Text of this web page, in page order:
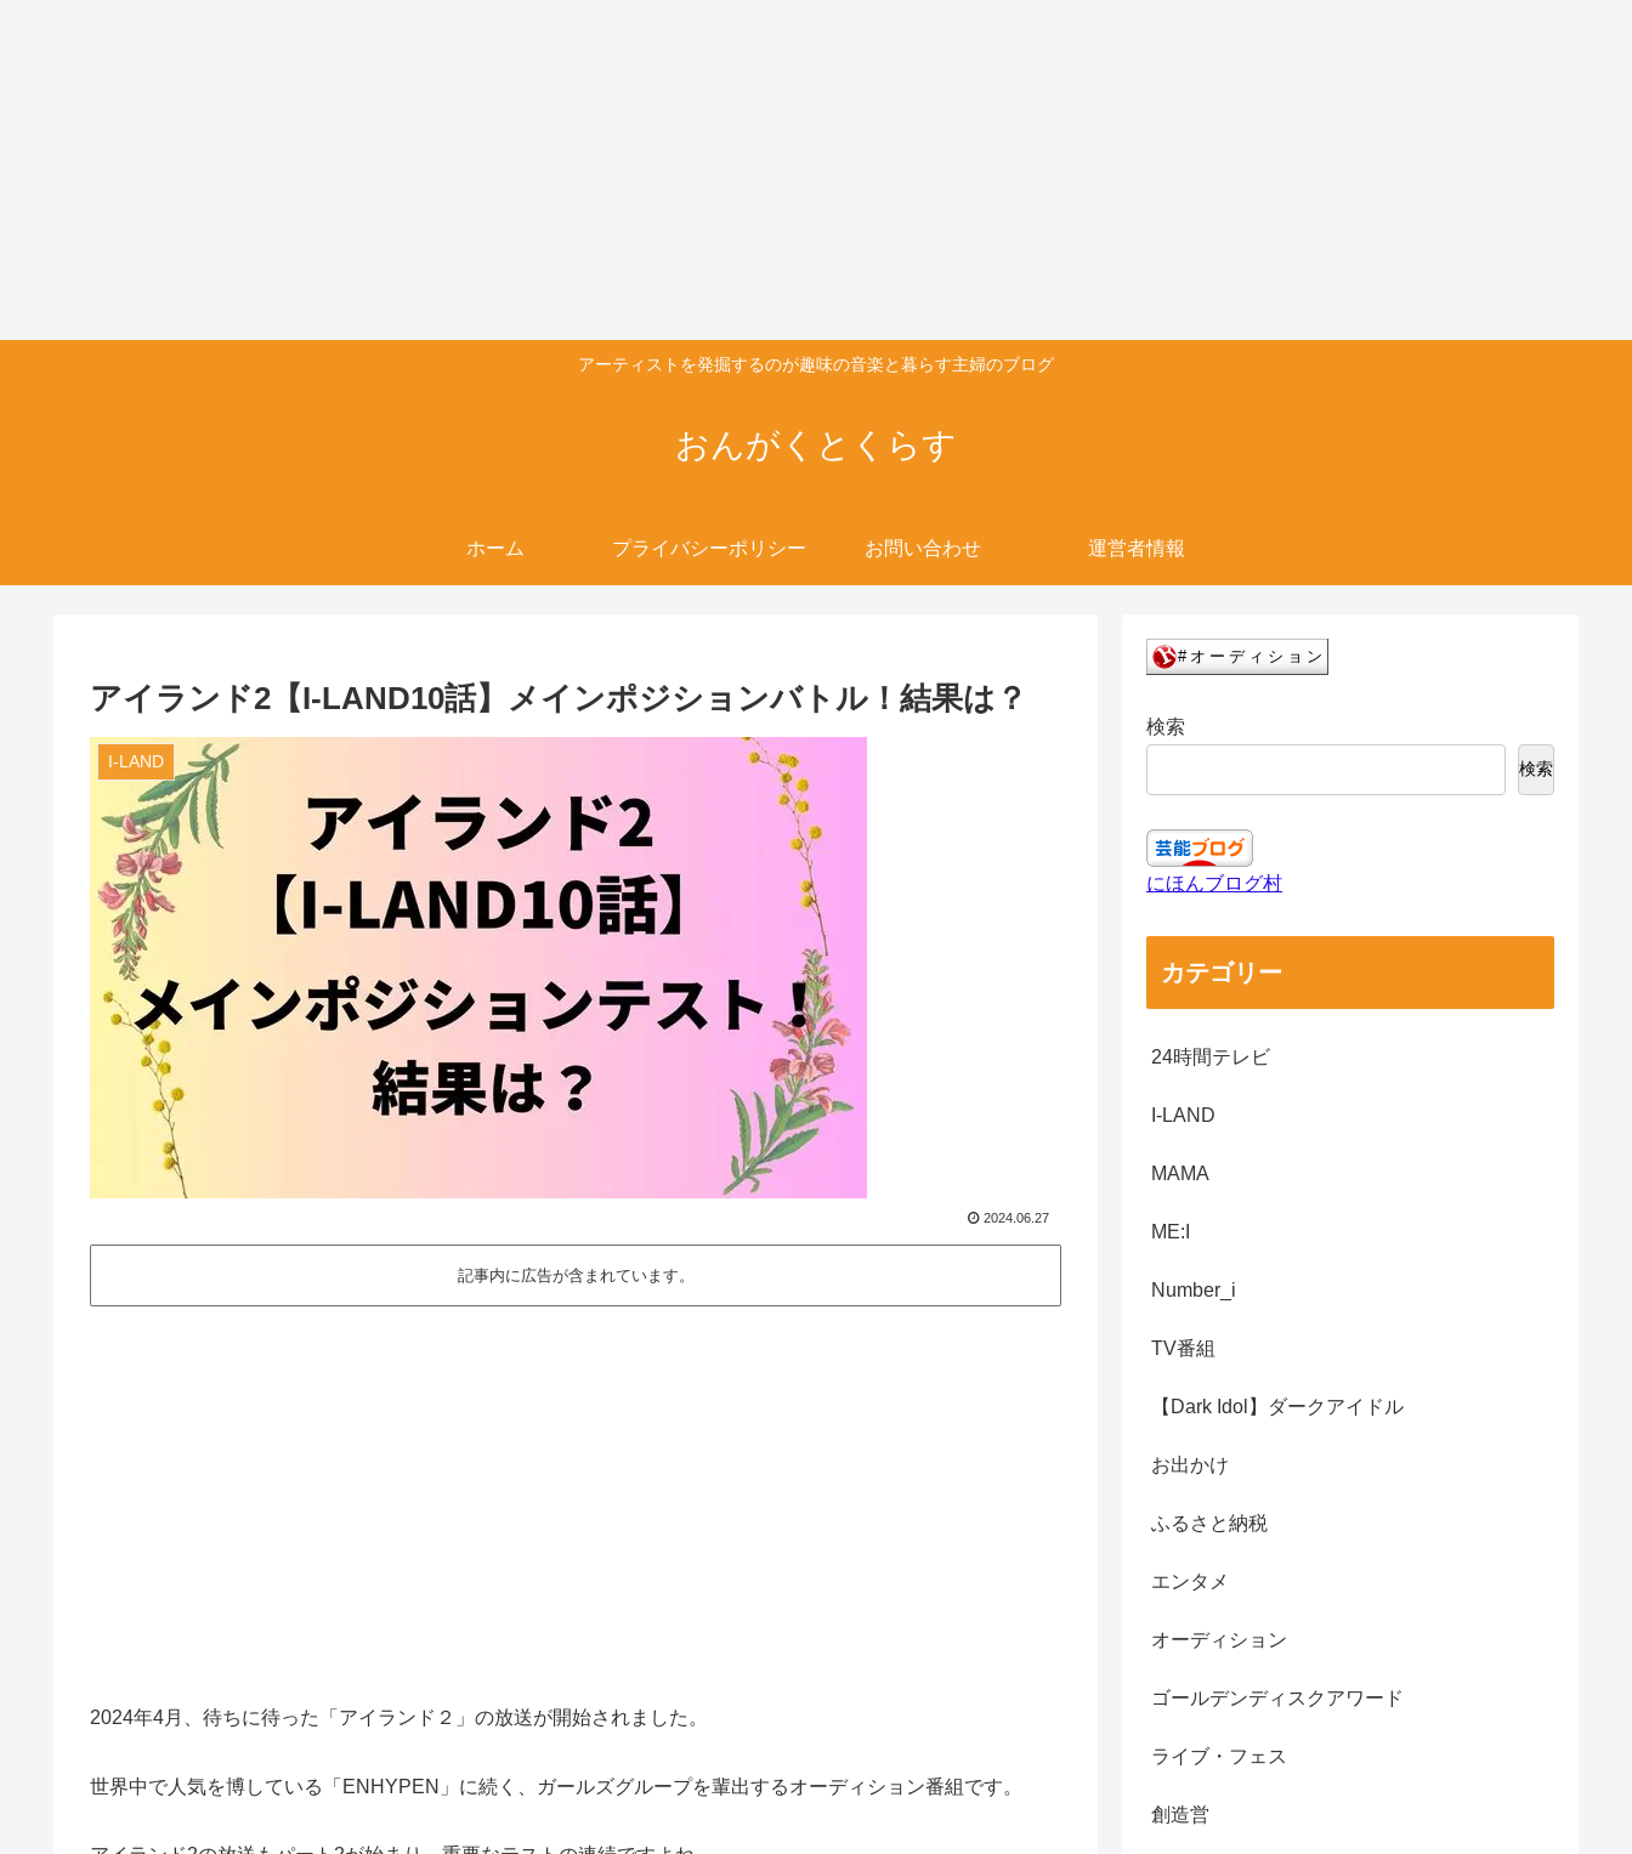
アーティストを発掘するのが趣味の音楽と暮らす主婦のブログ
おんがくとくらす
ホーム プライバシーポリシー お問い合わせ 運営者情報
アイランド2【I-LAND10話】メインポジションバトル！結果は？
I-LAND
2024.06.27
記事内に広告が含まれています。
2024年4月、待ちに待った「アイランド２」の放送が開始されました。
世界中で人気を博している「ENHYPEN」に続く、ガールズグループを輩出するオーディション番組です。
検索
検索
にほんブログ村
カテゴリー
24時間テレビ
I-LAND
MAMA
ME:I
Number_i
TV番組
【Dark Idol】ダークアイドル
お出かけ
ふるさと納税
エンタメ
オーディション
ゴールデンディスクアワード
ライブ・フェス
創造営